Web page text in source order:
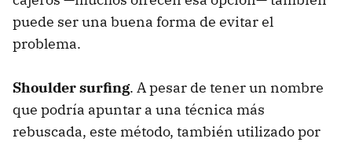
puede ser una buena forma de evitar el
problema.
Shoulder surfing. A pesar de tener un nombre
que podría apuntar a una técnica más
rebuscada, este método, también utilizado por